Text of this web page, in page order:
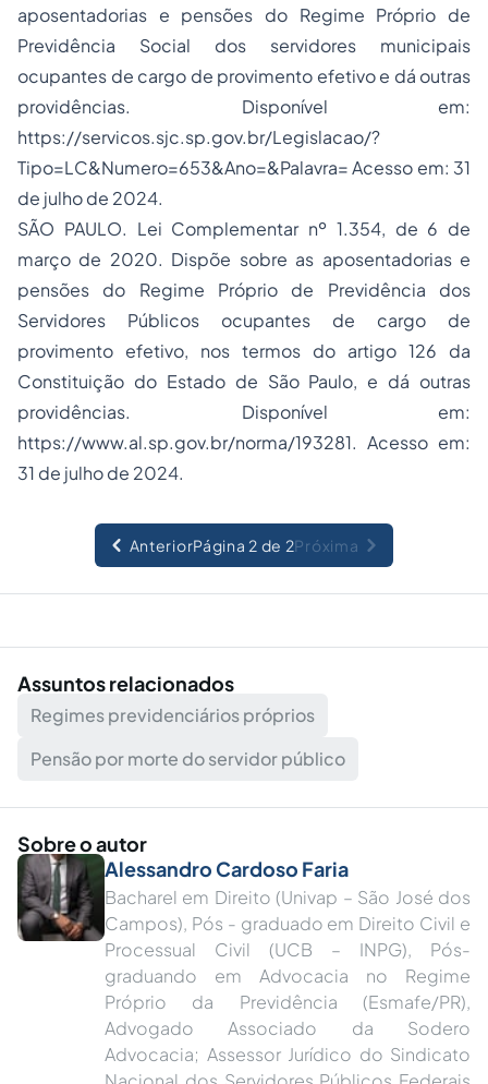
aposentadorias e pensões do Regime Próprio de
Previdência Social dos servidores municipais
ocupantes de cargo de provimento efetivo e dá outras
providências. Disponível em:
https://servicos.sjc.sp.gov.br/Legislacao/?
Tipo=LC&Numero=653&Ano=&Palavra= Acesso em: 31
de julho de 2024.
SÃO PAULO. Lei Complementar nº 1.354, de 6 de
março de 2020. Dispõe sobre as aposentadorias e
pensões do Regime Próprio de Previdência dos
Servidores Públicos ocupantes de cargo de
provimento efetivo, nos termos do artigo 126 da
Constituição do Estado de São Paulo, e dá outras
providências. Disponível em:
https://www.al.sp.gov.br/norma/193281. Acesso em:
31 de julho de 2024.
AnteriorPágina 2 de 2Próxima
Assuntos relacionados
Regimes previdenciários próprios
Pensão por morte do servidor público
Sobre o autor
Alessandro Cardoso Faria
Bacharel em Direito (Univap – São José dos
Campos), Pós - graduado em Direito Civil e
Processual Civil (UCB – INPG), Pós-
graduando em Advocacia no Regime
Próprio da Previdência (Esmafe/PR),
Advogado Associado da Sodero
Advocacia; Assessor Jurídico do Sindicato